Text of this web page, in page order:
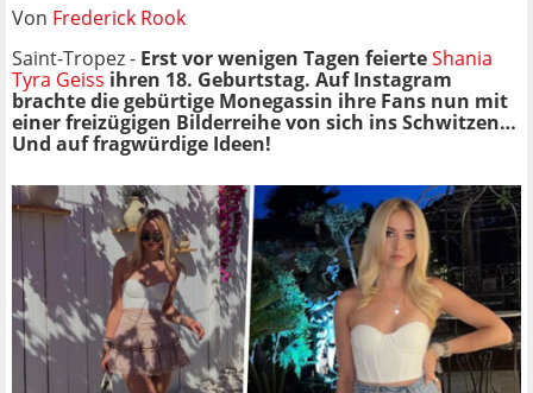
Von Frederick Rook
Saint-Tropez - Erst vor wenigen Tagen feierteShania
Tyra Geiss ihren 18. Geburtstag. Auf Instagram
brachte die gebürtige Monegassin ihre Fans nun mit
einer freizügigen Bilderreihe von sich ins Schwitzen…
Und auf fragwürdige Ideen!